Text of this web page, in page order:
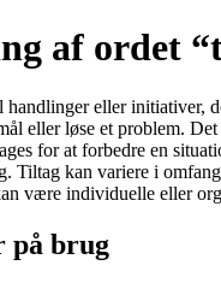
af ordet
handlinger eller initiativer,
eller løse et problem.
for at forbedre en
Tiltag kan variere i
være individuelle eller
på brug